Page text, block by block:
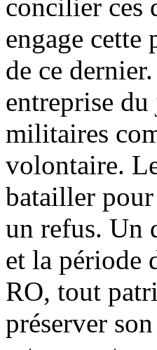
concilier ces
engage
de ce
entreprise
militaires
volontaire.
batailler
un refus. Un
et la période
RO, tout
préserver